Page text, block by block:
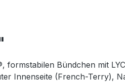
Bündchen mit
Innenseite (French-Terry),